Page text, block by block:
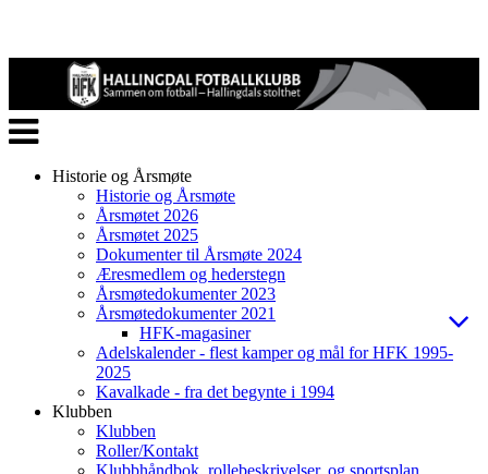
Veksle
navigasjon
Historie og Årsmøte
Historie og Årsmøte
Årsmøtet 2026
Årsmøtet 2025
Dokumenter til Årsmøte 2024
Æresmedlem og hederstegn
Årsmøtedokumenter 2023
Årsmøtedokumenter 2021
HFK-magasiner
Adelskalender - flest kamper og mål for HFK 1995-
2025
Kavalkade - fra det begynte i 1994
Klubben
Klubben
Roller/Kontakt
Klubbhåndbok, rollebeskrivelser, og sportsplan